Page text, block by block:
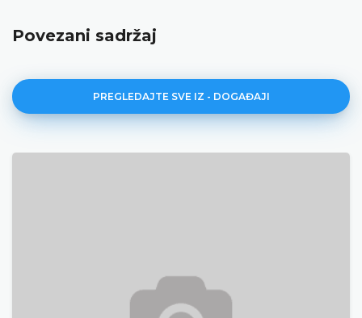
Povezani sadržaj
PREGLEDAJTE SVE IZ - DOGAĐAJI